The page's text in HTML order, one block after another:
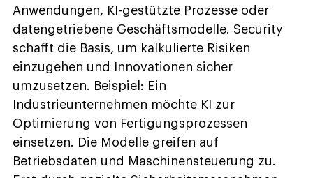
Anwendungen, KI-gestützte Prozesse oder
datengetriebene Geschäftsmodelle. Security
schafft die Basis, um kalkulierte Risiken
einzugehen und Innovationen sicher
umzusetzen. Beispiel: Ein
Industrieunternehmen möchte KI zur
Optimierung von Fertigungsprozessen
einsetzen. Die Modelle greifen auf
Betriebsdaten und Maschinensteuerung zu.